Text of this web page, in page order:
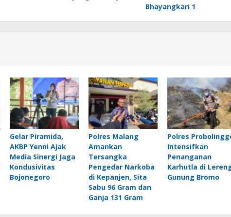
Bhayangkari 1
Gelar Piramida,
AKBP Yenni Ajak
Media Sinergi Jaga
Kondusivitas
Bojonegoro
Polres Malang
Amankan
Tersangka
Pengedar Narkoba
di Kepanjen, Sita
Sabu 96 Gram dan
Ganja 131 Gram
Polres
Intensifkan
Penanganan
Karhutla di
Gunung Bromo